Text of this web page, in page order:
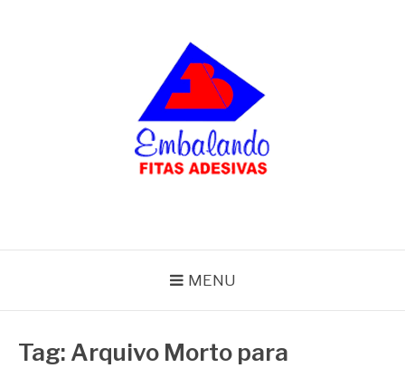
MENU
Tag: Arquivo Morto para